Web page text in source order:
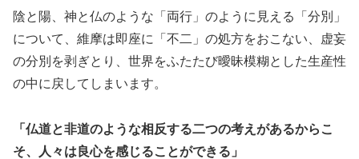
陰と陽、神と仏のような「両行」のように見える「分別」
について、維摩は即座に「不二」の処方をおこない、虚妄
の分別を剥ぎとり、世界をふたたび曖昧模糊とした生産性
の中に戻してしまいます。
「仏道と非道のような相反する二つの考えがあるからこ
そ、人々は良心を感じることができる」